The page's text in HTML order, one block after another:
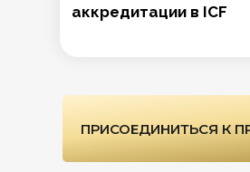
ПРИСОЕДИНИТЬСЯ К
аккредитации в ICF